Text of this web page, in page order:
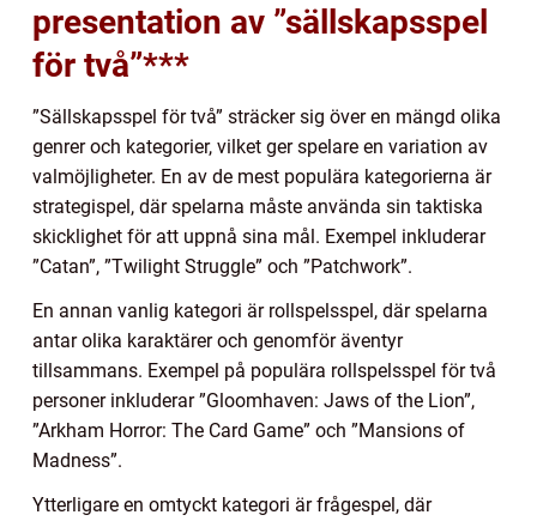
presentation av ”sällskapsspel
för två”***
”Sällskapsspel för två” sträcker sig över en mängd olika
genrer och kategorier, vilket ger spelare en variation av
valmöjligheter. En av de mest populära kategorierna är
strategispel, där spelarna måste använda sin taktiska
skicklighet för att uppnå sina mål. Exempel inkluderar
”Catan”, ”Twilight Struggle” och ”Patchwork”.
En annan vanlig kategori är rollspelsspel, där spelarna
antar olika karaktärer och genomför äventyr
tillsammans. Exempel på populära rollspelsspel för två
personer inkluderar ”Gloomhaven: Jaws of the Lion”,
”Arkham Horror: The Card Game” och ”Mansions of
Madness”.
Ytterligare en omtyckt kategori är frågespel, där